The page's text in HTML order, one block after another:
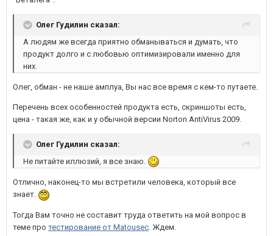
Олег Гудилин сказал:
А людям же всегда приятно обманываться и думать, что
продукт долго и с любовью оптимизировали именно для
них.
Олег, обман - не наше амплуа, Вы нас все время с кем-то путаете.
Перечень всех особенностей продукта есть, скриншоты есть,
цена - такая же, как и у обычной версии Norton AntiVirus 2009.
Олег Гудилин сказал:
Не питайте иллюзий, я все знаю.
Отлично, наконец-то мы встретили человека, который все
знает.
Тогда Вам точно не составит труда ответить на мой вопрос в
теме про тестирование от Matousec . Ждем.